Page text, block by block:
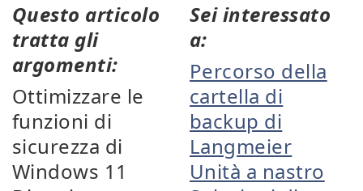
Questo articolo
tratta gli
argomenti:
Ottimizzare le
funzioni di
sicurezza di
Windows 11
Sei interessato
a:
Percorso della
cartella di
backup di
Langmeier
Unità a nastro